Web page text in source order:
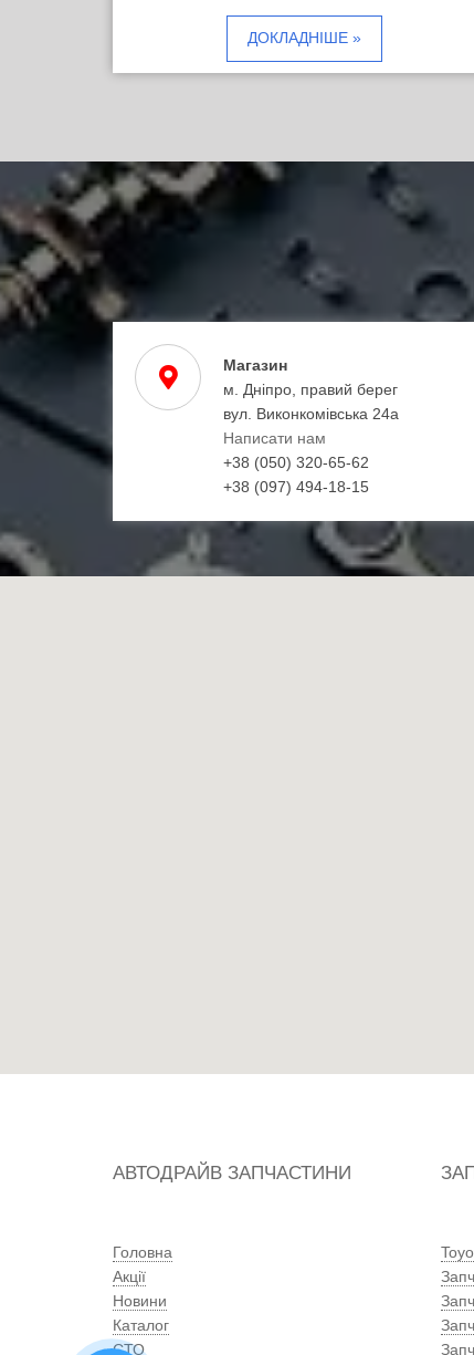
ДОКЛАДНІШЕ »
Магазин
м. Дніпро, правий берег
вул. Виконкомівська 24а
Написати нам
+38 (050) 320-65-62
+38 (097) 494-18-15
АВТОДРАЙВ ЗАПЧАСТИНИ
Головна
Акції
Новини
Каталог
СТО